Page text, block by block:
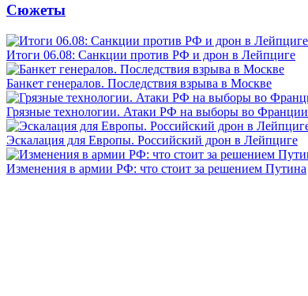
Сюжеты
Итоги 06.08: Санкции против РФ и дрон в Лейпциге
Банкет генералов. Последствия взрыва в Москве
Грязные технологии. Атаки РФ на выборы во Франции
Эскалация для Европы. Российский дрон в Лейпциге
Изменения в армии РФ: что стоит за решением Путина